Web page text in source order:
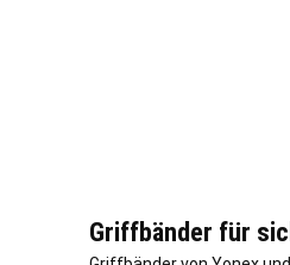
Griffbänder für